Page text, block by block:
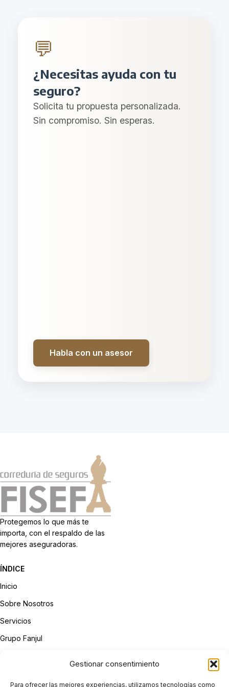
Gestionar consentimiento
Para ofrecer las mejores experiencias, utilizamos tecnologías como
💬
¿Necesitas ayuda con tu
seguro?
Solicita tu propuesta personalizada.
Sin compromiso. Sin esperas.
Habla con un asesor
Protegemos lo que más te
importa, con el respaldo de las
mejores aseguradoras.
ÍNDICE
Inicio
Sobre Nosotros
Servicios
Grupo Fanjul